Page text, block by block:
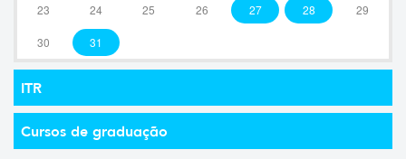
23 24 25 26 27 28 29
30 31
ITR
Cursos de graduação